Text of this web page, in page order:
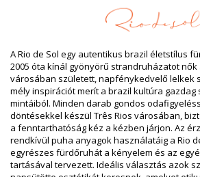
UV Protection: UPF 50+
Termék
Csomag tartalma: 1 x Bikini alsók
tartalmaz)
HS CODE: 6112.41.0010
SKU: 1981121713
EAN: XS (7899810319760), S
L (7899810319791), XL (7899810319807)
Súly: 45g / 0.1lb / 1.59oz
A nyomtatás nem pontos és változhat a
Retusált képek
A Rio de Sol egy autentikus brazil életstílus
2005 óta kínál gyönyörű strandruházatot nők
városában született, napfénykedvelő lelkek
mély inspirációt merít a brazil kultúra gazdag
mintáiból. Minden darab gondos
döntésekkel készül Três Rios városában,
a fenntarthatóság kéz a kézben járjon. Az
rendkívül puha anyagok használatáig a Rio
egyrészes fürdőruhát a kényelem és az
tartásával tervezett. Ideális választás azok